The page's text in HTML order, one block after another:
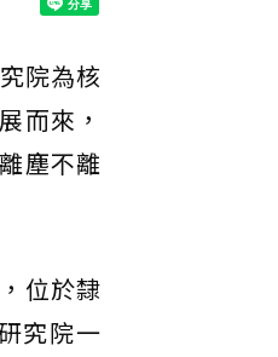
院為核
而來，
塵不離
位於隸
究院一